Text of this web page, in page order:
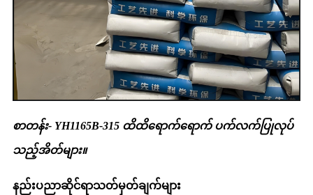
စာတန်း- YH1165B-315 ထိထိရောက်ရောက် ပက်လက်ပြုလုပ်
သည့်အိတ်များ။
နည်းပညာဆိုင်ရာသတ်မှတ်ချက်များ